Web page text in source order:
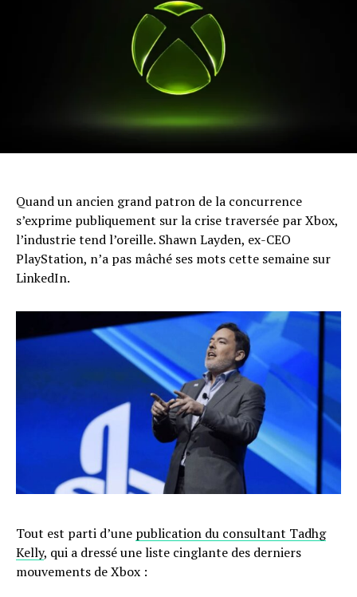
Quand un ancien grand patron de la concurrence
s’exprime publiquement sur la crise traversée par Xbox,
l’industrie tend l’oreille. Shawn Layden, ex-CEO
PlayStation, n’a pas mâché ses mots cette semaine sur
LinkedIn.
Tout est parti d’une publication du consultant Tadhg
Kelly, qui a dressé une liste cinglante des derniers
mouvements de Xbox :